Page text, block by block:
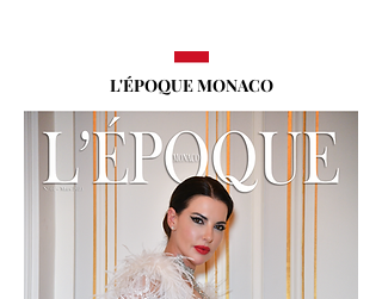
L'ÉPOQUE MONACO